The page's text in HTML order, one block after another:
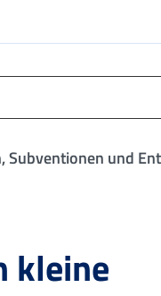
Subventionen und
kleine